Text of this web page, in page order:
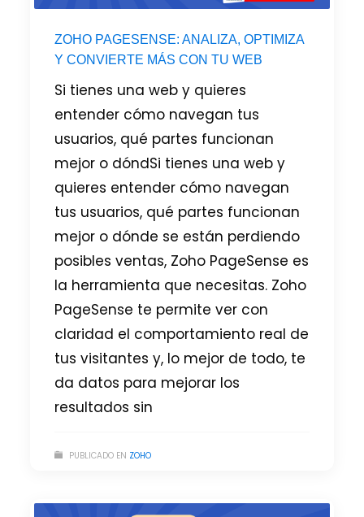
ZOHO PAGESENSE: ANALIZA, OPTIMIZA
Y CONVIERTE MÁS CON TU WEB
Si tienes una web y quieres
entender cómo navegan tus
usuarios, qué partes funcionan
mejor o dóndSi tienes una web y
quieres entender cómo navegan
tus usuarios, qué partes funcionan
mejor o dónde se están perdiendo
posibles ventas, Zoho PageSense es
la herramienta que necesitas. Zoho
PageSense te permite ver con
claridad el comportamiento real de
tus visitantes y, lo mejor de todo, te
da datos para mejorar los
resultados sin
PUBLICADO EN ZOHO